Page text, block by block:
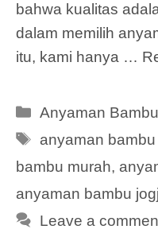
bahwa kualitas
dalam memilih
itu, kami hanya …
Categories
Anyaman Bambu
Tags
anyaman
bambu murah,
anyaman bambu
Leave a